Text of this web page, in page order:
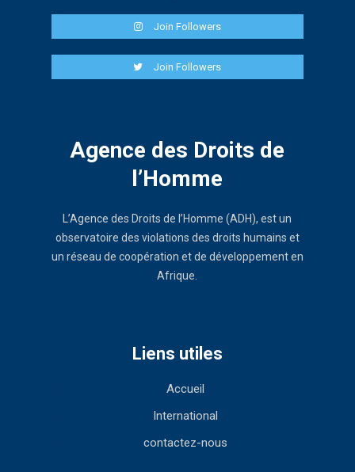
Join Followers
Join Followers
Agence des Droits de
l’Homme
L’Agence des Droits de l’Homme (ADH), est un
observatoire des violations des droits humains et
un réseau de coopération et de développement en
Afrique.
Liens utiles
Accueil
International
contactez-nous